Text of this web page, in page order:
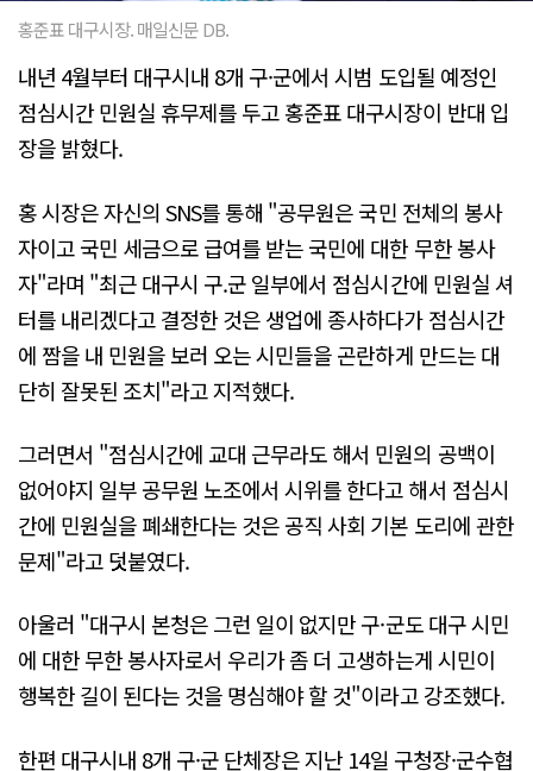
홍준표 대구시장. 매일신문 DB.
내년 4월부터 대구시내 8개 구·군에서 시범 도입될 예정인
점심시간 민원실 휴무제를 두고 홍준표 대구시장이 반대 입
장을 밝혔다.
홍 시장은 자신의 SNS를 통해 "공무원은 국민 전체의 봉사
자이고 국민 세금으로 급여를 받는 국민에 대한 무한 봉사
자"라며 "최근 대구시 구.군 일부에서 점심시간에 민원실 셔
터를 내리겠다고 결정한 것은 생업에 종사하다가 점심시간
에 짬을 내 민원을 보러 오는 시민들을 곤란하게 만드는 대
단히 잘못된 조치"라고 지적했다.
그러면서 "점심시간에 교대 근무라도 해서 민원의 공백이
없어야지 일부 공무원 노조에서 시위를 한다고 해서 점심시
간에 민원실을 폐쇄한다는 것은 공직 사회 기본 도리에 관한
문제"라고 덧붙였다.
아울러 "대구시 본청은 그런 일이 없지만 구·군도 대구 시민
에 대한 무한 봉사자로서 우리가 좀 더 고생하는게 시민이
행복한 길이 된다는 것을 명심해야 할 것"이라고 강조했다.
한편 대구시내 8개 구·군 단체장은 지난 14일 구청장·군수협